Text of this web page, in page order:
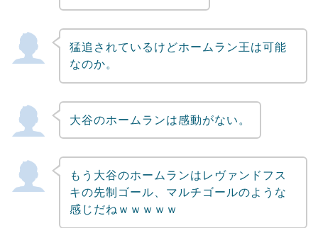
猛追されているけどホームラン王は可能
なのか。
大谷のホームランは感動がない。
もう大谷のホームランはレヴァンドフス
キの先制ゴール、マルチゴールのような
感じだねｗｗｗｗｗ